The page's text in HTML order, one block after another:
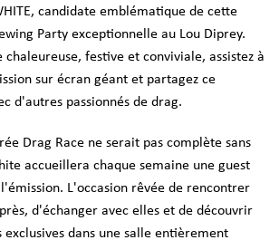
candidate emblématique de cette
Party exceptionnelle au Lou Diprey.
chaleureuse, festive et conviviale, assistez à
sur écran géant et partagez ce
d'autres passionnés de drag.
Drag Race ne serait pas complète sans
accueillera chaque semaine une guest
L'occasion rêvée de rencontrer
d'échanger avec elles et de découvrir
exclusives dans une salle entièrement